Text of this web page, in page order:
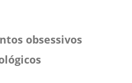
obsessivos